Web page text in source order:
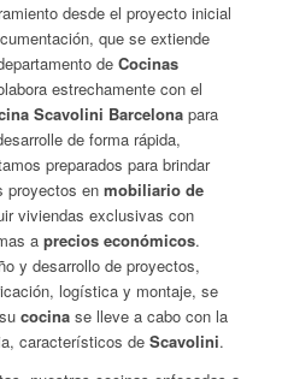
desde el proyecto inicial
que se extiende
de Cocinas
estrechamente con el
Scavolini Barcelonapara
de forma rápida,
preparados para brindar
proyectos en mobiliario de
viviendas exclusivas con
a precios económicos.
y desarrollo de proyectos,
logística y montaje, se
cocinase lleve a cabo con la
característicos de Scavolini.